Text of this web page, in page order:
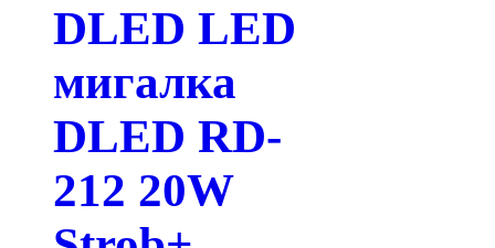
DLED LED
мигалка
DLED RD-
212 20W